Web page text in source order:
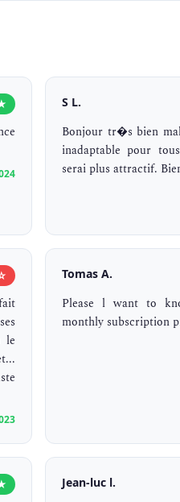
S L.
Bonjour tr�s bien
inadaptable pour
serai plus attractif.
le
Tomas A.
Please l want to
monthly subscription
Jean-luc l.